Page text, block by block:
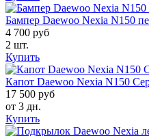
Бампер Daewoo Nexia N150
4 700 руб
2 шт.
Купить
Капот Daewoo Nexia N150
17 500 руб
от 3 дн.
Купить